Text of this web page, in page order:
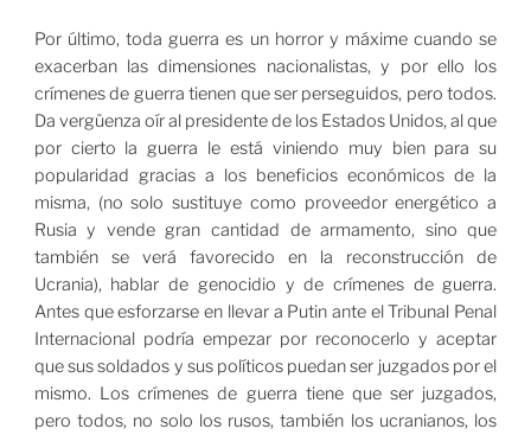
Por último, toda guerra es un horror y máxime cuando se
exacerban las dimensiones nacionalistas, y por ello los
crímenes de guerra tienen que ser perseguidos, pero todos.
Da vergüenza oír al presidente de los Estados Unidos, al que
por cierto la guerra le está viniendo muy bien para su
popularidad gracias a los beneficios económicos de la
misma, (no solo sustituye como proveedor energético a
Rusia y vende gran cantidad de armamento, sino que
también se verá favorecido en la reconstrucción de
Ucrania), hablar de genocidio y de crímenes de guerra.
Antes que esforzarse en llevar a Putin ante el Tribunal Penal
Internacional podría empezar por reconocerlo y aceptar
que sus soldados y sus políticos puedan ser juzgados por el
mismo. Los crímenes de guerra tiene que ser juzgados,
pero todos, no solo los rusos, también los ucranianos, los